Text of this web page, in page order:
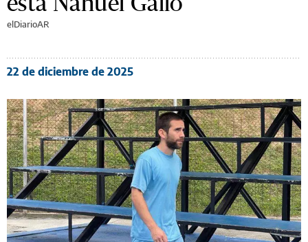
elDiarioAR
22 de diciembre de 2025